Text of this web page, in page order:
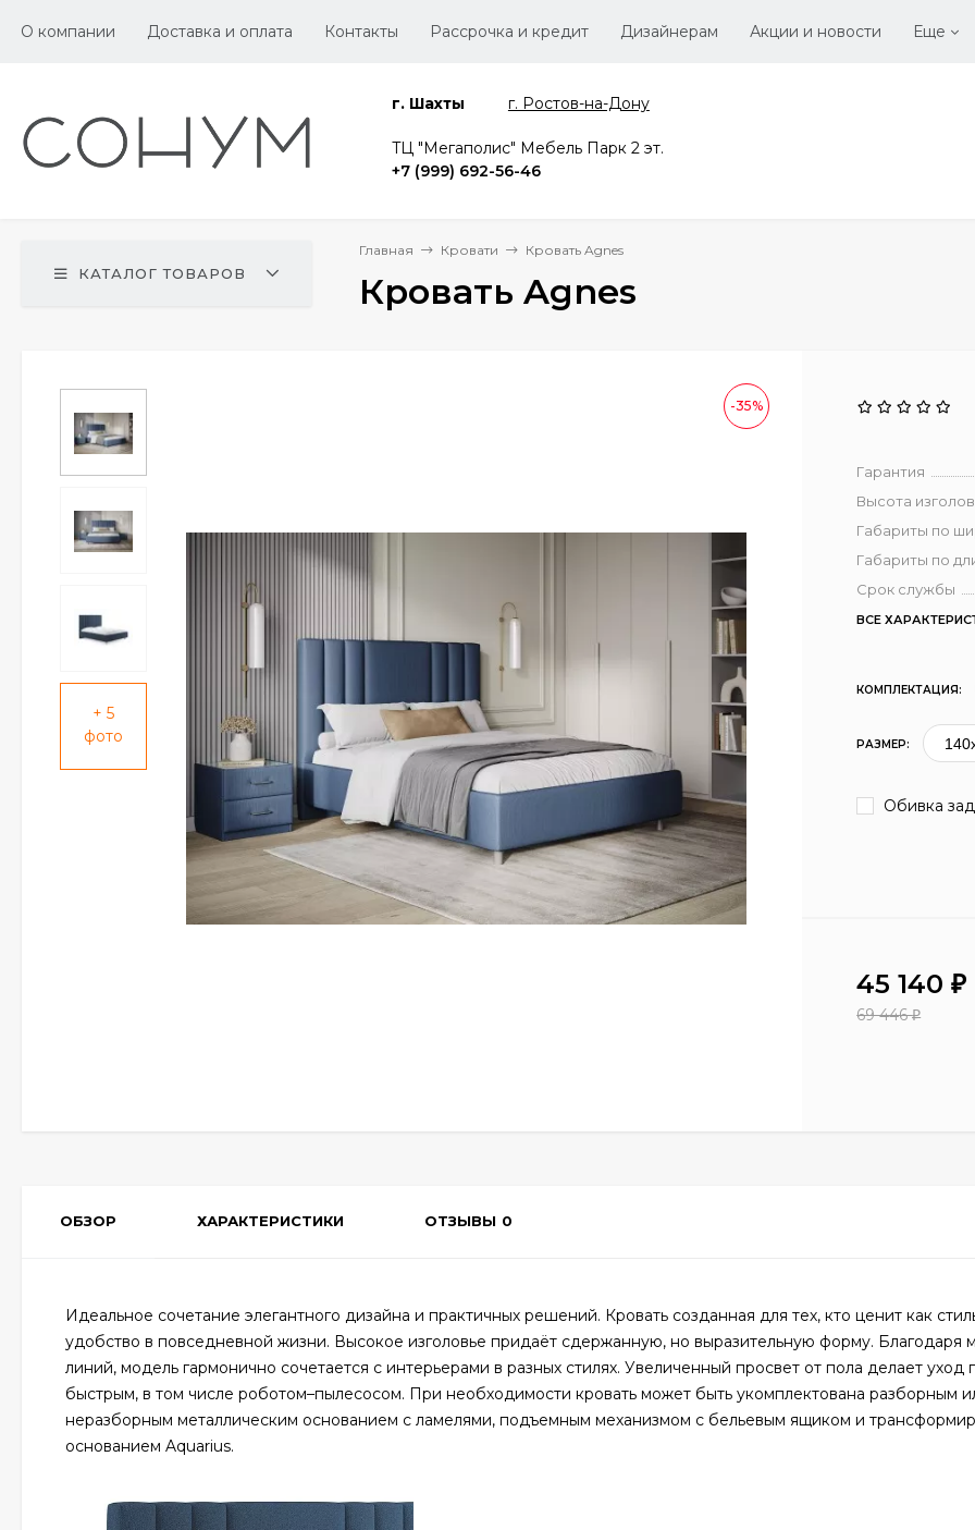
О компании Доставка и оплата Контакты Рассрочка и кредит Дизайнерам Акции и новости Еще
г. Шахты г. Ростов-на-Дону
TЦ "Мегаполис" Мебель Парк 2 эт.
+7 (999) 692-56-46
КАТАЛОГ ТОВАРОВ
Главная Кровати Кровать Agnes
Кровать Agnes
+ 5
фото
-35%
Гарантия
Высота
Габариты по
Габариты по
Срок службы
ВСЕ
КОМПЛЕКТАЦИЯ:
РАЗМЕР:
Обивка
45 140₽
69 446₽
ОБЗОР ХАРАКТЕРИСТИКИ ОТЗЫВЫ 0
Идеальное сочетание элегантного дизайна и практичных решений. Кровать созданная для тех, кто ценит как
удобство в повседневной жизни. Высокое изголовье придаёт сдержанную, но выразительную форму. Благодаря
линий, модель гармонично сочетается с интерьерами в разных стилях. Увеличенный просвет от пола делает уход
быстрым, в том числе роботом–пылесосом. При необходимости кровать может быть укомплектована разборным
неразборным металлическим основанием с ламелями, подъемным механизмом с бельевым ящиком и
основанием Aquarius.